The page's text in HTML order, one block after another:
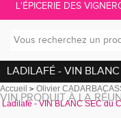
L'ÉPICERIE DES
Accueil
Olivier
Ladilafé - VIN BLANC SEC du
LADILAFÉ - VIN
VIN PRODUIT À LA